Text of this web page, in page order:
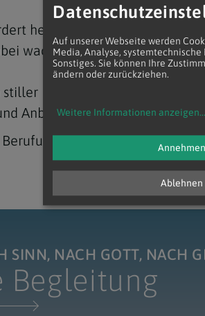
heraus, aber sie passt
wachsen und nicht
Prozess im Alltag –
Anbetung.
SINN, NACH GOTT, NACH
Begleitung
Auf unserer Webseite werden
Media, Analyse,
Sonstiges. Sie können Ihre
ändern oder zurückziehen.
Weitere Informationen anzeigen...
Ablehnen
Annehmen